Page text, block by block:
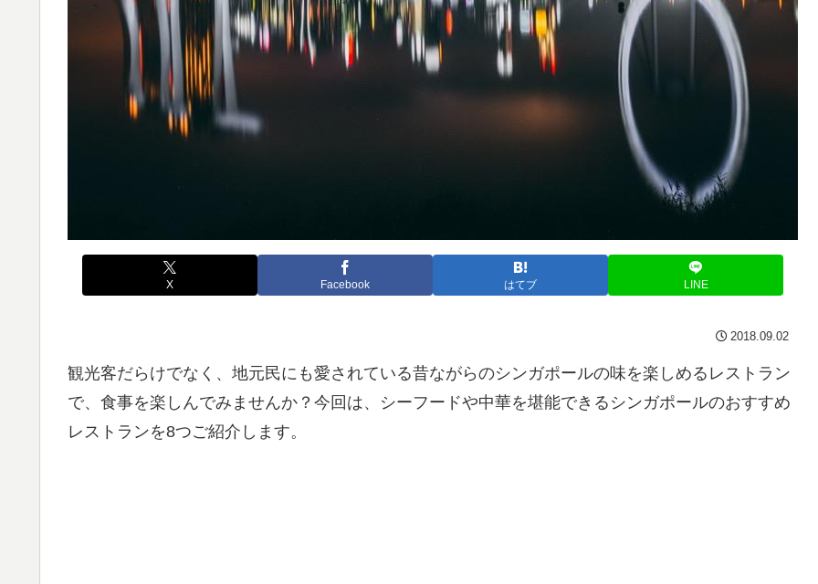
X Facebook はてブ LINE
2018.09.02
観光客だらけでなく、地元民にも愛されている昔ながらのシンガポールの味を楽しめるレストラン
で、食事を楽しんでみませんか？今回は、シーフードや中華を堪能できるシンガポールのおすすめ
レストランを8つご紹介します。